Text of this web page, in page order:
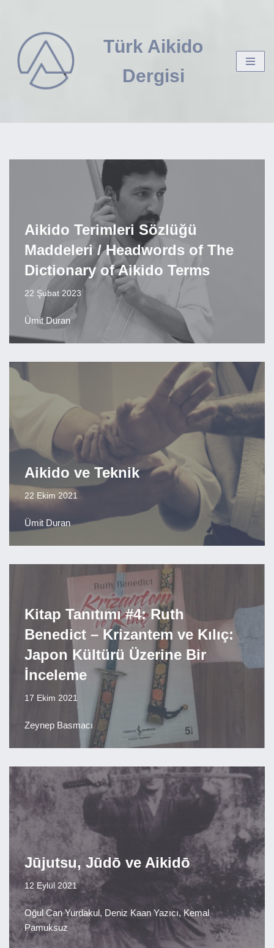
İçeriğe
geç
Türk Aikido
Dergisi
Aikido Terimleri Sözlüğü
Maddeleri / Headwords of The
Dictionary of Aikido Terms
22 Şubat 2023
Ümit Duran
Aikido ve Teknik
22 Ekim 2021
Ümit Duran
Kitap Tanıtımı #4: Ruth
Benedict – Krizantem ve Kılıç:
Japon Kültürü Üzerine Bir
İnceleme
17 Ekim 2021
Zeynep Basmacı
Jūjutsu, Jūdō ve Aikidō
12 Eylül 2021
Oğul Can Yurdakul, Deniz Kaan Yazıcı, Kemal
Pamuksuz